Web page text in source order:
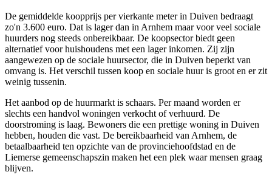
De gemiddelde koopprijs per vierkante meter in Duiven bedraagt
zo'n 3.600 euro. Dat is lager dan in Arnhem maar voor veel sociale
huurders nog steeds onbereikbaar. De koopsector biedt geen
alternatief voor huishoudens met een lager inkomen. Zij zijn
aangewezen op de sociale huursector, die in Duiven beperkt van
omvang is. Het verschil tussen koop en sociale huur is groot en er zit
weinig tussenin.
Het aanbod op de huurmarkt is schaars. Per maand worden er
slechts een handvol woningen verkocht of verhuurd. De
doorstroming is laag. Bewoners die een prettige woning in Duiven
hebben, houden die vast. De bereikbaarheid van Arnhem, de
betaalbaarheid ten opzichte van de provinciehoofdstad en de
Liemerse gemeenschapszin maken het een plek waar mensen graag
blijven.